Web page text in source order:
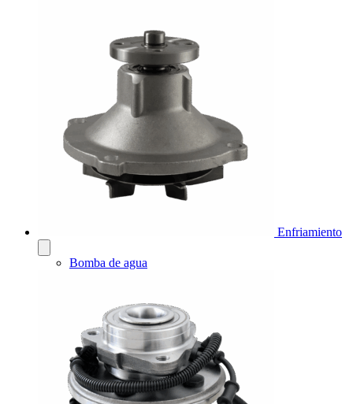
Enfriamiento
Bomba de agua